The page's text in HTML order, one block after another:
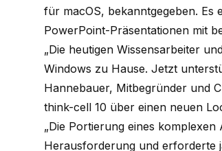
für macOS, bekanntgegeben.
PowerPoint-Präsentationen mit
„Die heutigen Wissensarbeiter
Windows zu Hause. Jetzt
Hannebauer, Mitbegründer und
think-cell 10 über einen neuen
„Die Portierung eines
Herausforderung und erforderte